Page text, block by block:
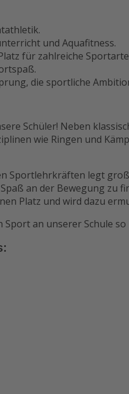
und Aquafitness.
für zahlreiche
die sportliche
Schüler! Neben
wie Ringen und
Sportlehrkräften legt
an der Bewegung zu
Platz und wird dazu
an unserer Schule